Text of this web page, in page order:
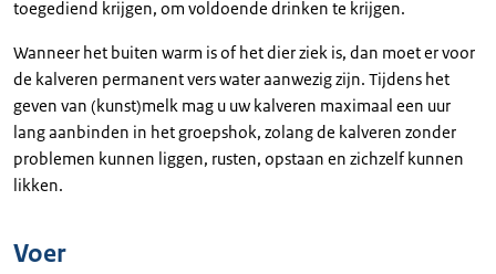
toegediend krijgen, om voldoende drinken te krijgen.
Wanneer het buiten warm is of het dier ziek is, dan moet er voor
de kalveren permanent vers water aanwezig zijn. Tijdens het
geven van (kunst)melk mag u uw kalveren maximaal een uur
lang aanbinden in het groepshok, zolang de kalveren zonder
problemen kunnen liggen, rusten, opstaan en zichzelf kunnen
likken.
Voer